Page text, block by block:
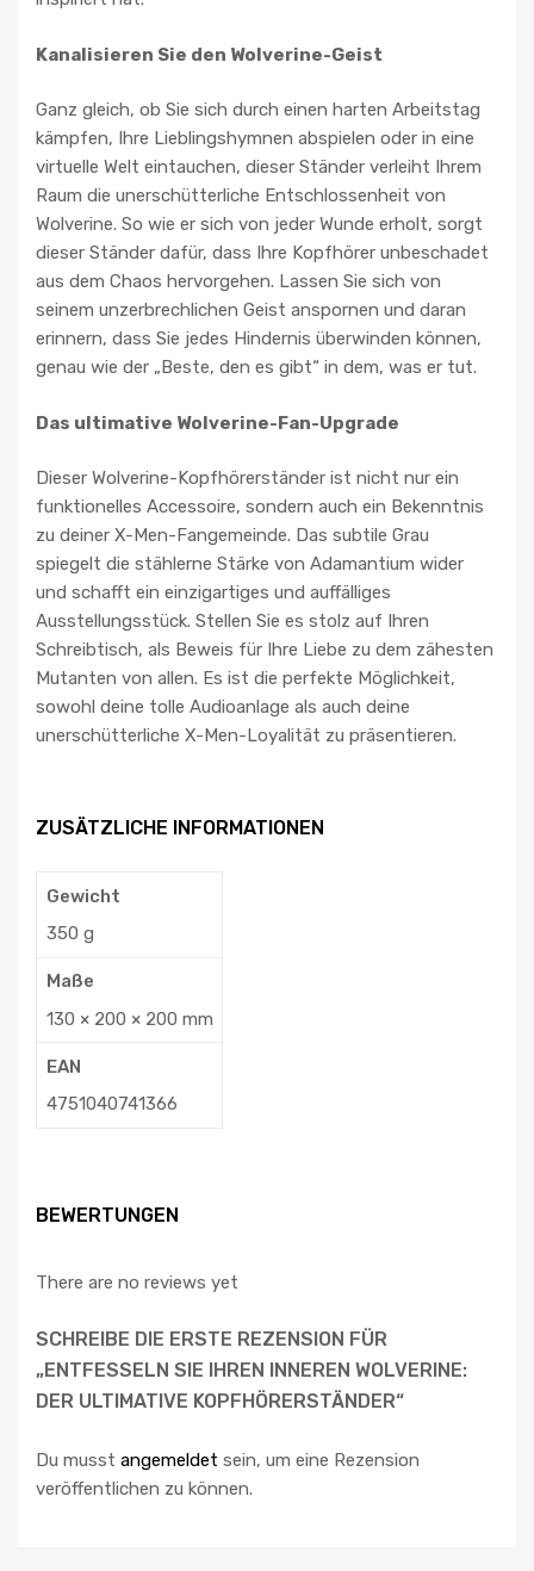
Kanalisieren Sie den Wolverine-Geist
Ganz gleich, ob Sie sich durch einen harten Arbeitstag
kämpfen, Ihre Lieblingshymnen abspielen oder in eine
virtuelle Welt eintauchen, dieser Ständer verleiht Ihrem
Raum die unerschütterliche Entschlossenheit von
Wolverine. So wie er sich von jeder Wunde erholt, sorgt
dieser Ständer dafür, dass Ihre Kopfhörer unbeschadet
aus dem Chaos hervorgehen. Lassen Sie sich von
seinem unzerbrechlichen Geist anspornen und daran
erinnern, dass Sie jedes Hindernis überwinden können,
genau wie der „Beste, den es gibt“ in dem, was er tut.
Das ultimative Wolverine-Fan-Upgrade
Dieser Wolverine-Kopfhörerständer ist nicht nur ein
funktionelles Accessoire, sondern auch ein Bekenntnis
zu deiner X-Men-Fangemeinde. Das subtile Grau
spiegelt die stählerne Stärke von Adamantium wider
und schafft ein einzigartiges und auffälliges
Ausstellungsstück. Stellen Sie es stolz auf Ihren
Schreibtisch, als Beweis für Ihre Liebe zu dem zähesten
Mutanten von allen. Es ist die perfekte Möglichkeit,
sowohl deine tolle Audioanlage als auch deine
unerschütterliche X-Men-Loyalität zu präsentieren.
ZUSÄTZLICHE INFORMATIONEN
Gewicht
350 g
Maße
130 × 200 × 200 mm
EAN
4751040741366
BEWERTUNGEN
There are no reviews yet
SCHREIBE DIE ERSTE REZENSION FÜR
„ENTFESSELN SIE IHREN INNEREN WOLVERINE:
DER ULTIMATIVE KOPFHÖRERSTÄNDER“
Du musst angemeldet sein, um eine Rezension
veröffentlichen zu können.